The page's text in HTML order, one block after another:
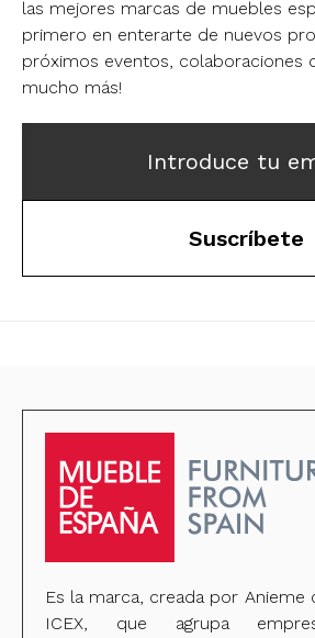
las mejores marcas de muebles
primero en enterarte de nuevos
próximos eventos, colaboraciones
mucho más!
Introduce tu
Suscríbete
Es la marca, creada por Anieme
ICEX, que agrupa